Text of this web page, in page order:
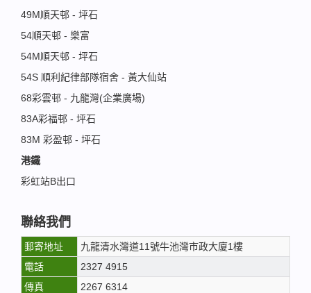
49M順天邨 - 坪石
54順天邨 - 樂富
54M順天邨 - 坪石
54S 順利紀律部隊宿舍 - 黃大仙站
68彩雲邨 - 九龍灣(企業廣場)
83A彩福邨 - 坪石
83M 彩盈邨 - 坪石
港鐵
彩虹站B出口
聯絡我們
郵寄地址
九龍清水灣道11號牛池灣市政大廈1樓
電話
2327 4915
傳真
2267 6314